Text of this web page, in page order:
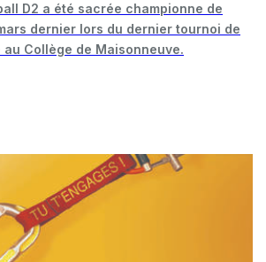
D2 a été sacrée championne de
dernier lors du dernier tournoi de
Collège de Maisonneuve.